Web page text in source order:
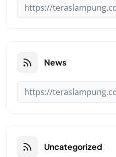
News
Uncategorized